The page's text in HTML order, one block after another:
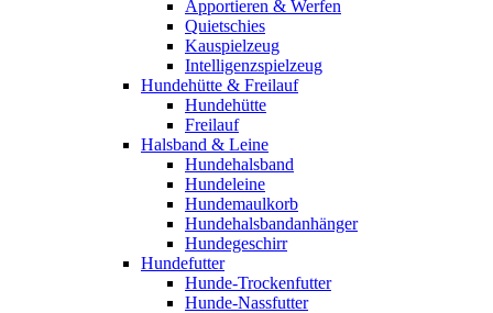
Apportieren & Werfen
Quietschies
Kauspielzeug
Intelligenzspielzeug
Hundehütte & Freilauf
Hundehütte
Freilauf
Halsband & Leine
Hundehalsband
Hundeleine
Hundemaulkorb
Hundehalsbandanhänger
Hundegeschirr
Hundefutter
Hunde-Trockenfutter
Hunde-Nassfutter